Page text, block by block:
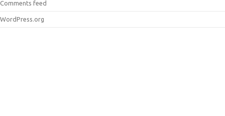
Comments feed
WordPress.org